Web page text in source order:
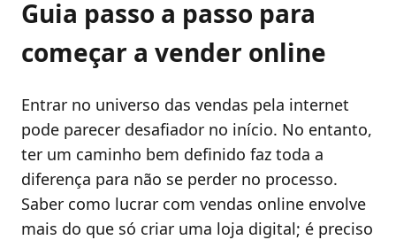
Guia passo a passo para
começar a vender online
Entrar no universo das vendas pela internet
pode parecer desafiador no início. No entanto,
ter um caminho bem definido faz toda a
diferença para não se perder no processo.
Saber como lucrar com vendas online envolve
mais do que só criar uma loja digital; é preciso